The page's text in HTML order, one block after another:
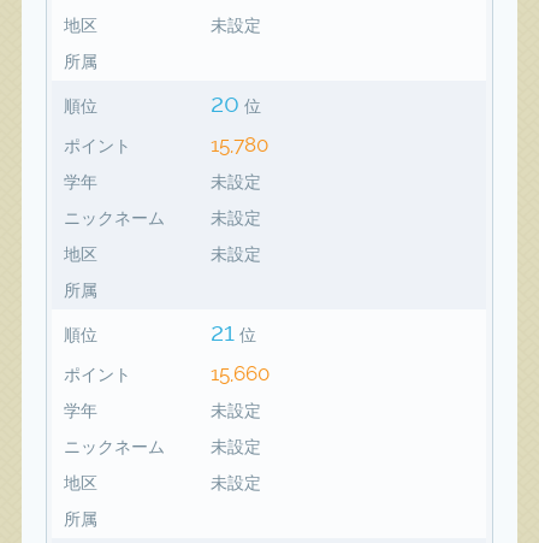
地区
未設定
所属
順位 20 位
ポイント 15,780
学年
未設定
ニックネーム
未設定
地区
未設定
所属
順位 21 位
ポイント 15,660
学年
未設定
ニックネーム
未設定
地区
未設定
所属